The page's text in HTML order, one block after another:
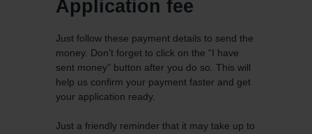
Application fee
Just follow these payment details to send the
money. Don’t forget to click on the “I have
sent money” button after you do so. This will
help us confirm your payment faster and get
your application ready.
Just a friendly reminder that it may take up to